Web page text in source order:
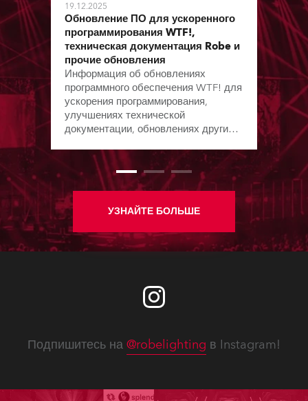
19.12.2025
Обновление ПО для ускоренного
программирования WTF!,
техническая документация Robe и
прочие обновления
Информация об обновлениях
программного обеспечения WTF! для
ускорения программирования,
улучшениях технической
документации, обновлениях других
бюллетеня.
УЗНАЙТЕ БОЛЬШЕ
Подпишитесь на @robelighting в Instagram!